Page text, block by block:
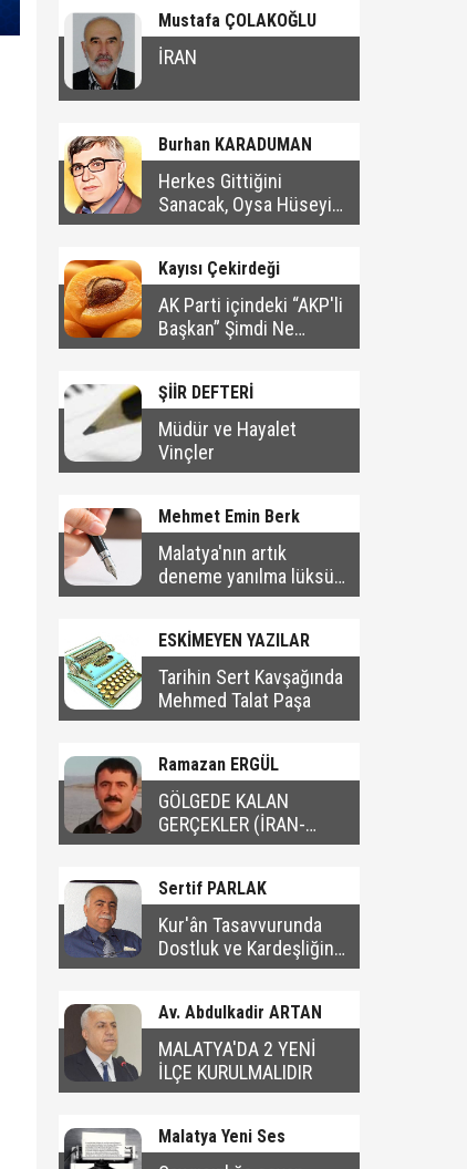
Mustafa ÇOLAKOĞLU
İRAN
Burhan KARADUMAN
Herkes Gittiğini
Sanacak, Oysa Hüseyin
Bu Şehirde Kalacak
Kayısı Çekirdeği
AK Parti içindeki “AKP'li
Başkan” Şimdi Ne
Yapacak?
ŞİİR DEFTERİ
Müdür ve Hayalet
Vinçler
Mehmet Emin Berk
Malatya'nın artık
deneme yanılma lüksü
yok
ESKİMEYEN YAZILAR
Tarihin Sert Kavşağında
Mehmed Talat Paşa
Ramazan ERGÜL
GÖLGEDE KALAN
GERÇEKLER (İRAN-
AMERİKA SAVAŞI)- 2
Sertif PARLAK
Kur'ân Tasavvurunda
Dostluk ve Kardeşliğin
Ahlâkî Sınırları
Av. Abdulkadir ARTAN
MALATYA'DA 2 YENİ
İLÇE KURULMALIDIR
Malatya Yeni Ses